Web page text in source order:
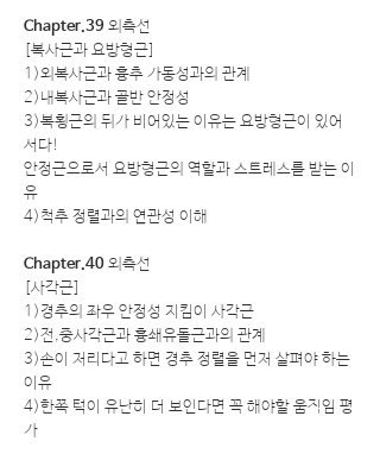
Chapter.39 외측선
[복사근과 요방형근]
1)외복사근과 흉추 가동성과의 관계
2)내복사근과 골반 안정성
3)복횡근의 뒤가 비어있는 이유는 요방형근이 있어
서다!
안정근으로서 요방형근의 역할과 스트레스를 받는 이
유
4)척추 정렬과의 연관성 이해
Chapter.40 외측선
[사각근]
1)경추의 좌우 안정성 지킴이 사각근
2)전,중사각근과 흉쇄유돌근과의 관계
3)손이 저리다고 하면 경추 정렬을 먼저 살펴야 하는
이유
4)한쪽 턱이 유난히 더 보인다면 꼭 해야할 움직임 평
가